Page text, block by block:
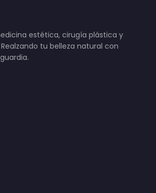
estética, cirugía plástica y
tu belleza natural con